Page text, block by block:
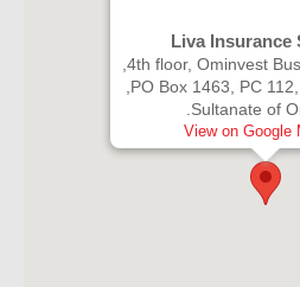
Liva Insurance
4th floor, Ominvest
PO Box 1463, PC
Sultanate of
View on Google